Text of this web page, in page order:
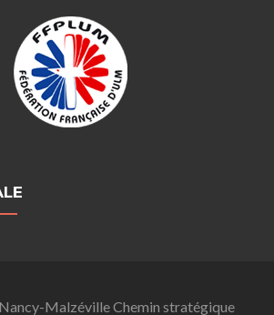
Malzéville Chemin stratégique